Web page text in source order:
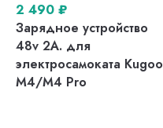
2 490 ₽
Зарядное устройство
48v 2A. для
электросамоката Kugoo
M4/M4 Pro